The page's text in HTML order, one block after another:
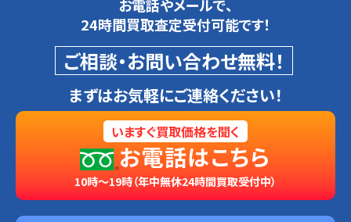
お電話やメールで、
24時間買取査定受付可能です！
ご相談・お問い合わせ無料！
まずはお気軽にご連絡ください！
いますぐ買取価格を聞く
お電話はこちら
10時～19時（年中無休24時間買取受付中）